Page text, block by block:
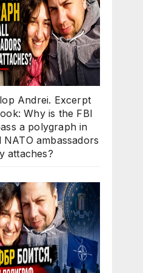
Andrei. Excerpt
Why is the FBI
a polygraph in
ambassadors
attaches?